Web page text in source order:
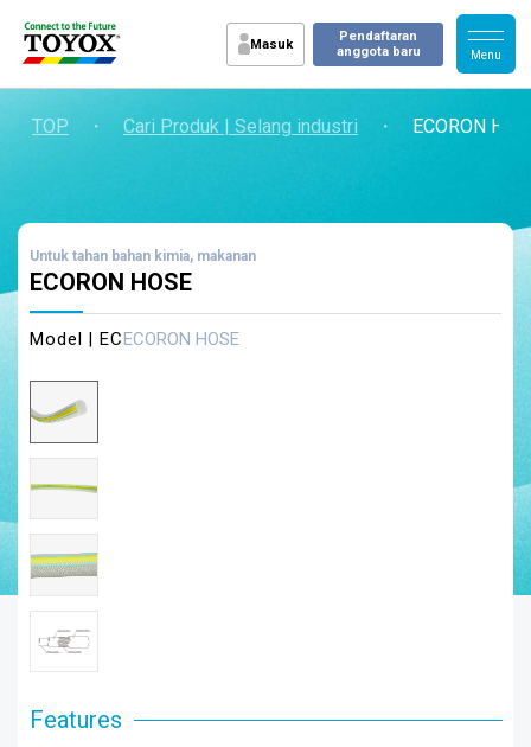
Masuk
Pendaftaran
anggota baru
TOP ・ Cari Produk | Selang industri ・ ECORON
Untuk tahan bahan kimia, makanan
ECORON HOSE
Model | ECECORON HOSE
Features